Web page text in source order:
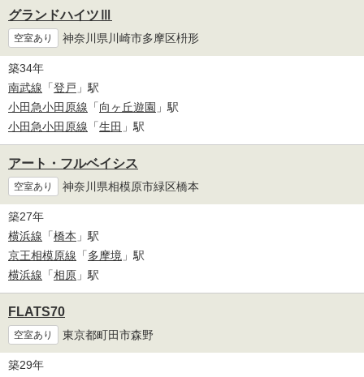
グランドハイツⅢ
空室あり 神奈川県川崎市多摩区枡形
築34年
南武線 「登戸 」駅
小田急小田原線 「向ヶ丘遊園 」駅
小田急小田原線 「生田 」駅
アート・フルベイシス
空室あり 神奈川県相模原市緑区橋本
築27年
横浜線 「橋本 」駅
京王相模原線 「多摩境 」駅
横浜線 「相原 」駅
FLATS70
空室あり 東京都町田市森野
築29年